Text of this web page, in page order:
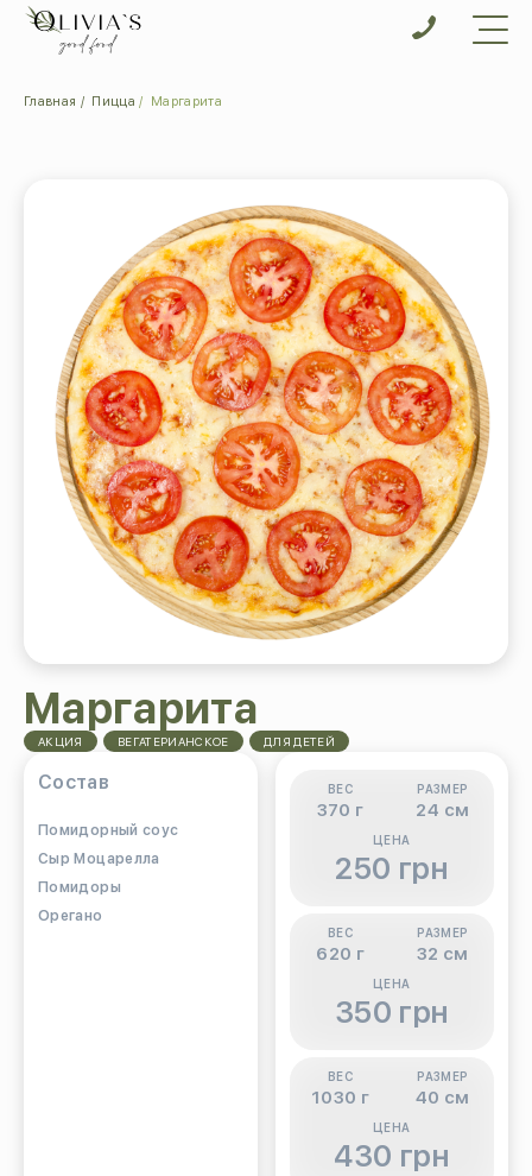
Главная Пицца Маргарита
Маргарита
АКЦИЯ ВЕГАТЕРИАНСКОЕ ДЛЯ ДЕТЕЙ
Состав
Помидорный соус
Сыр Моцарелла
Помидоры
Орегано
ВЕС
370 г
РАЗМЕР
24 см
ЦЕНА
250 грн
ВЕС
620 г
РАЗМЕР
32 см
ЦЕНА
350 грн
ВЕС
1030 г
РАЗМЕР
40 см
ЦЕНА
430 грн